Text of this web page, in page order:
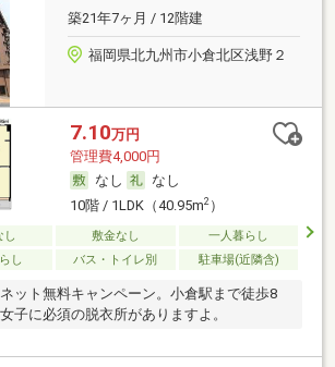
築21年7ヶ月 / 12階建
福岡県北九州市小倉北区浅野２
7.10万円
管理費4,000円
なし
なし
10階 / 1LDK（40.95m2）
し 敷金なし
一人暮らし
し
バス・トイレ別 駐車場(近隣含)
ット無料キャンペーン。小倉駅まで徒歩8
子に必須の脱衣所がありますよ。